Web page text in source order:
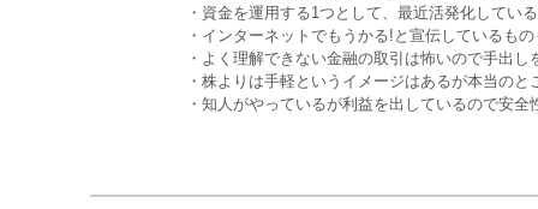
・資金を運用する1つとして、最近活発化してい
・インターネットでもうかる!と宣伝しているも
・よく理解できない金融の取引は怖いので手出
・株よりは手軽というイメージはあるが本当の
・知人がやっているが利益を出しているので安